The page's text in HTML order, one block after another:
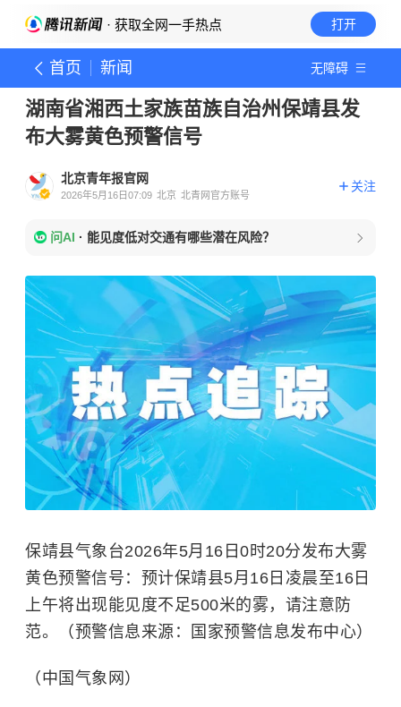
· 获取全网一手热点 打开
首页 新闻 无障碍
湖南省湘西土家族苗族自治州保靖县发
布大雾黄色预警信号
北京青年报官网
2026年5月16日07:09 北京 北青网官方账号
关注
问AI · 能见度低对交通有哪些潜在风险？
保靖县气象台2026年5月16日0时20分发布大雾
黄色预警信号：预计保靖县5月16日凌晨至16日
上午将出现能见度不足500米的雾，请注意防
范。（预警信息来源：国家预警信息发布中心）
（中国气象网）